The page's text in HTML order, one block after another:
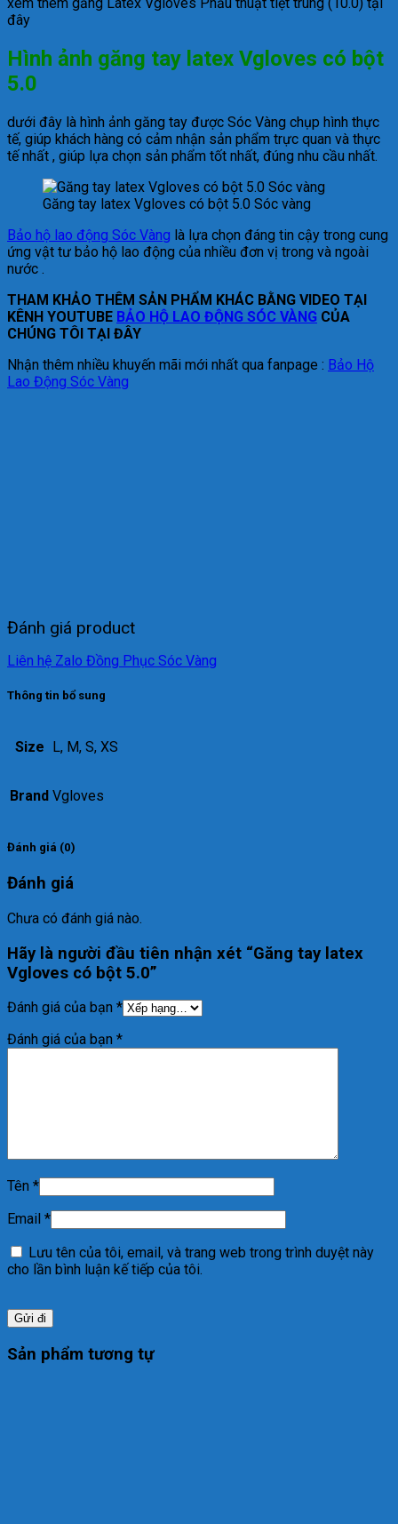
đây
Hình ảnh găng tay latex Vgloves có bột
5.0
dưới đây là hình ảnh găng tay được Sóc Vàng chụp hình thực
tế, giúp khách hàng có cảm nhận sản phẩm trực quan và thực
tế nhất , giúp lựa chọn sản phẩm tốt nhất, đúng nhu cầu nhất.
Găng tay latex Vgloves có bột 5.0 Sóc vàng
Bảo hộ lao động Sóc Vàng là lựa chọn đáng tin cậy trong cung
ứng vật tư bảo hộ lao động của nhiều đơn vị trong và ngoài
nước .
THAM KHẢO THÊM SẢN PHẨM KHÁC BẰNG VIDEO TẠI
KÊNH YOUTUBE BẢO HỘ LAO ĐỘNG SÓC VÀNG CỦA
CHÚNG TÔI TẠI ĐÂY
Nhận thêm nhiều khuyến mãi mới nhất qua fanpage : Bảo Hộ
Lao Động Sóc Vàng
Đánh giá product
Liên hệ Zalo Đồng Phục Sóc Vàng
Thông tin bổ sung
Size L, M, S, XS
Brand Vgloves
Đánh giá (0)
Đánh giá
Chưa có đánh giá nào.
Hãy là người đầu tiên nhận xét “Găng tay latex
Vgloves có bột 5.0”
Đánh giá của bạn *
Đánh giá của bạn *
Tên *
Email *
Lưu tên của tôi, email, và trang web trong trình duyệt này
cho lần bình luận kế tiếp của tôi.
Sản phẩm tương tự